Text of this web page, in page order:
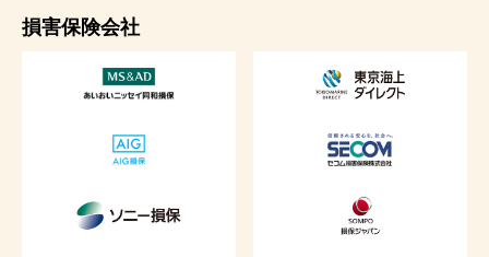
損害保険会社